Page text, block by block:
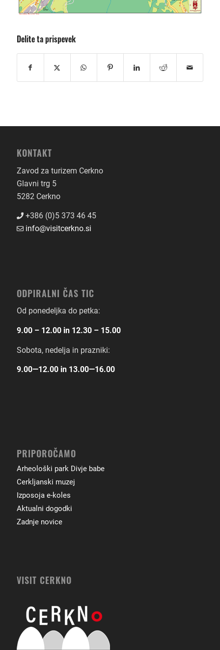
Delite ta prispevek
KONTAKT
Zavod za turizem Cerkno
Glavni trg 5
5282 Cerkno
+386 (0)5 373 46 45
info@visitcerkno.si
ODPIRALNI ČAS TIC
Od ponedeljka do petka:
9.00 – 12.00 in 12.30 – 15.00
Sobota, nedelja in prazniki:
9.00―12.00 in 13.00―16.00
PRIPOROČAMO
Arheološki park Divje babe
Cerkljanski muzej
Izposoja e-koles
Aktualni dogodki
Zadnje novice
VISIT CERKNO